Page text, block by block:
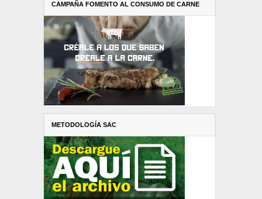
CAMPAÑA FOMENTO AL CONSUMO DE CARNE
METODOLOGÍA SAC